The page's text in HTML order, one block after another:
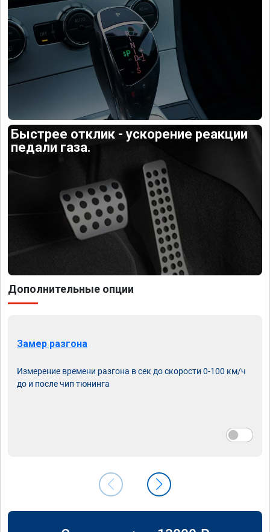
Быстрее отклик - ускорение реакции
педали газа.
Дополнительные опции
Замер разгона
Измерение времени разгона в сек до скорости 0-100 км/ч
до и после чип тюнинга